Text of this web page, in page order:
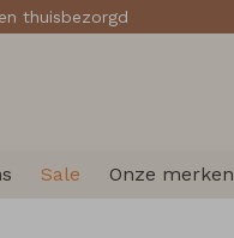
thuisbezorgd
Sale Onze merken